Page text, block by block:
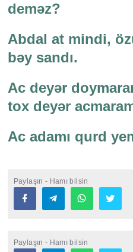
deməz?
Abdal at mindi,
bəy sandı.
Ac deyər
tox deyər
Ac adamı qurd
Paylaşın - Hamı bilsin
Paylaşın - Hamı bilsin